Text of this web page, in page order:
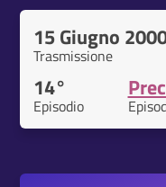
15 Giugno
Trasmissione
14°
Episodio